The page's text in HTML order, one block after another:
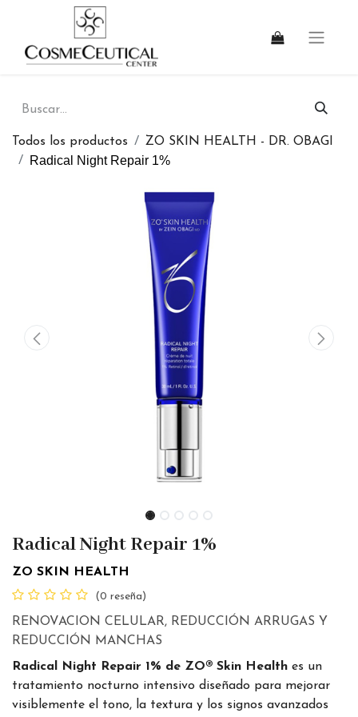
Todos los productos ZO SKIN HEALTH - DR. OBAGI
Radical Night Repair 1%
Radical Night Repair 1%
ZO SKIN HEALTH
(0 reseña)
RENOVACION CELULAR, REDUCCIÓN ARRUGAS Y
REDUCCIÓN MANCHAS
Radical Night Repair 1% de ZO® Skin Health es un
tratamiento nocturno intensivo diseñado para mejorar
visiblemente el tono, la textura y los signos avanzados